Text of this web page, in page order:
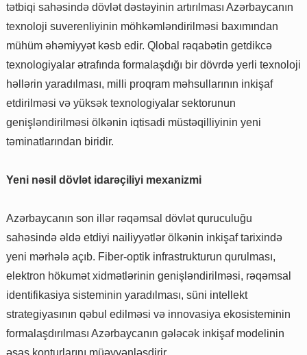
tətbiqi sahəsində dövlət dəstəyinin artırılması Azərbaycanın
texnoloji suverenliyinin möhkəmləndirilməsi baxımından
mühüm əhəmiyyət kəsb edir. Qlobal rəqabətin getdikcə
texnologiyalar ətrafında formalaşdığı bir dövrdə yerli texnoloji
həllərin yaradılması, milli proqram məhsullarının inkişaf
etdirilməsi və yüksək texnologiyalar sektorunun
genişləndirilməsi ölkənin iqtisadi müstəqilliyinin yeni
təminatlarından biridir.
Yeni nəsil dövlət idarəçiliyi mexanizmi
Azərbaycanın son illər rəqəmsal dövlət quruculuğu
sahəsində əldə etdiyi nailiyyətlər ölkənin inkişaf tarixində
yeni mərhələ açıb. Fiber-optik infrastrukturun qurulması,
elektron hökumət xidmətlərinin genişləndirilməsi, rəqəmsal
identifikasiya sisteminin yaradılması, süni intellekt
strategiyasının qəbul edilməsi və innovasiya ekosisteminin
formalaşdırılması Azərbaycanın gələcək inkişaf modelinin
əsas konturlarını müəyyənləşdirir.